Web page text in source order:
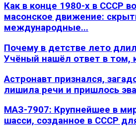
Как в конце 1980-х в СССР
масонское движение:
международные...
Почему в детстве лето
Учёный нашёл ответ в том,
Астронавт признался,
лишила речи и пришлось
МАЗ-7907: Крупнейшее в
шасси, созданное в СССР